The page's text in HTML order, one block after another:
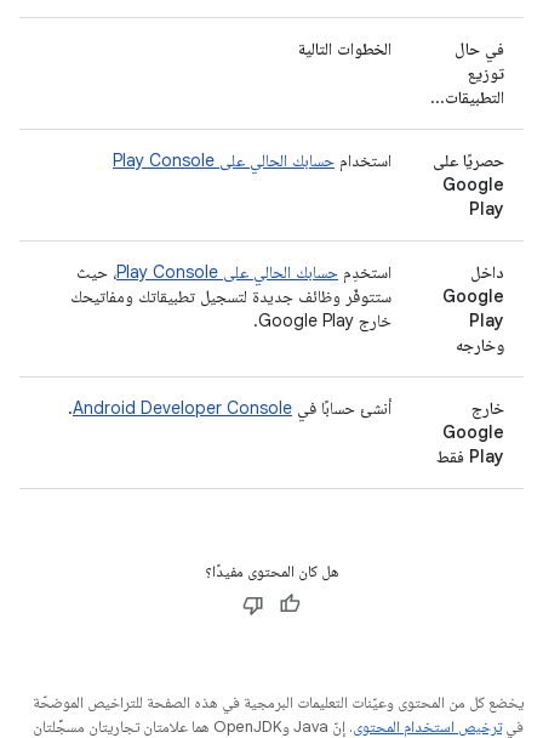
في حال
توزيع
التطبيقات...
الخطوات التالية
حصريًا على
Google
Play
استخدام حسابك الحالي على Play Console
داخل
Google
Play
وخارجه
استخدِم حسابك الحالي على Play Console
، حيث
ستتوفّر وظائف جديدة لتسجيل تطبيقاتك ومفاتيحك
خارج Google Play.
خارج
Google
Play فقط
أنشئ حسابًا في Android Developer Console
.
هل كان المحتوى مفيدًا؟
يخضع كل من المحتوى وعيّنات التعليمات البرمجية في هذه الصفحة للتراخيص الموضحّة
فيترخيص استخدام المحتوى
. إنّ Java وOpenJDK هما علامتان تجاريتان مسجَّلتان